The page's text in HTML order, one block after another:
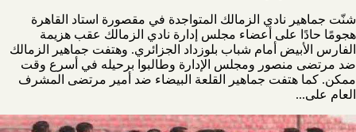
شنّت جماهير نادي الزمالك المتواجدة في مقصورة استاد القاهرة
هجومًا حادًا على أعضاء مجلس إدارة نادي الزمالك عقب هزيمة
الفارس الأبيض أمام شباب بلوزداد الجزائري. وهتفت جماهير الزمالك
ضد مرتضى منصور ومجلس الإدارة وطالبوا برحيله في أسرع وقت
ممكن. كما هتفت جماهير القلعة البيضاء ضد أمير مرتضى المشرف
العام على...